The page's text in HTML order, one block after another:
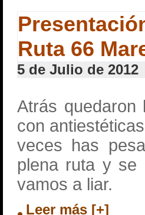
Ruta 66
5 de Julio de 2012
Atrás quedaron
con
veces has
plena ruta y se
vamos a liar.
Leer más [+]